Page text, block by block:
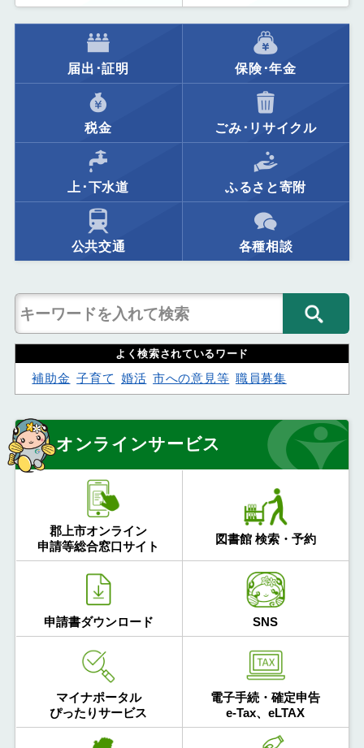
届出･証明 保険･年金
税金 ごみ･リサイクル
上･下水道 ふるさと寄附
公共交通 各種相談
よく検索されているワード
補助金 子育て 婚活 市への意見等 職員募集
オンラインサービス
郡上市オンライン
申請等総合窓口サイト
図書館 検索・予約
申請書ダウンロード SNS
マイナポータル
ぴったりサービス
電子手続・確定申告
e-Tax、eLTAX